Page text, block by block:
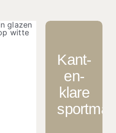
Kant-
en-
klare